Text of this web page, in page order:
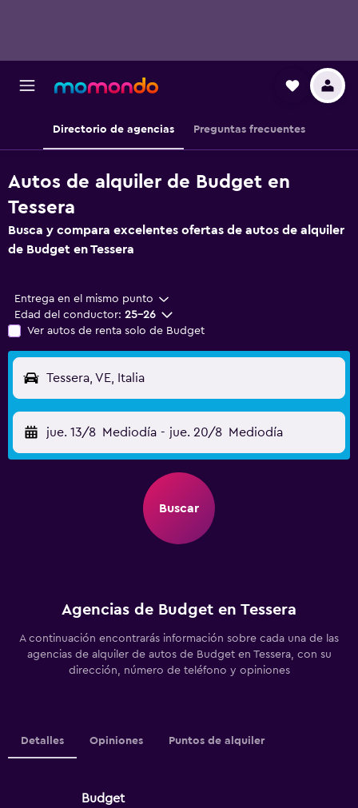
Directorio de agencias Preguntas frecuentes
Autos de alquiler de Budget en
Tessera
Busca y compara excelentes ofertas de autos de alquiler
de Budget en Tessera
Entrega en el mismo punto
Edad del conductor: 25-26
Ver autos de renta solo de Budget
Tessera, VE, Italia
jue. 13/8 Mediodía - jue. 20/8 Mediodía
Buscar
Agencias de Budget en Tessera
A continuación encontrarás información sobre cada una de las
agencias de alquiler de autos de Budget en Tessera, con su
dirección, número de teléfono y opiniones
Detalles Opiniones Puntos de alquiler
Budget